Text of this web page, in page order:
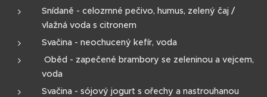
Snídaně - celozrnné pečivo, humus, zelený čaj /
vlažná voda s citronem
Svačina - neochucený kefír, voda
Oběd - zapečené brambory se zeleninou a vejcem,
voda
Svačina - sójový jogurt s ořechy a nastrouhanou